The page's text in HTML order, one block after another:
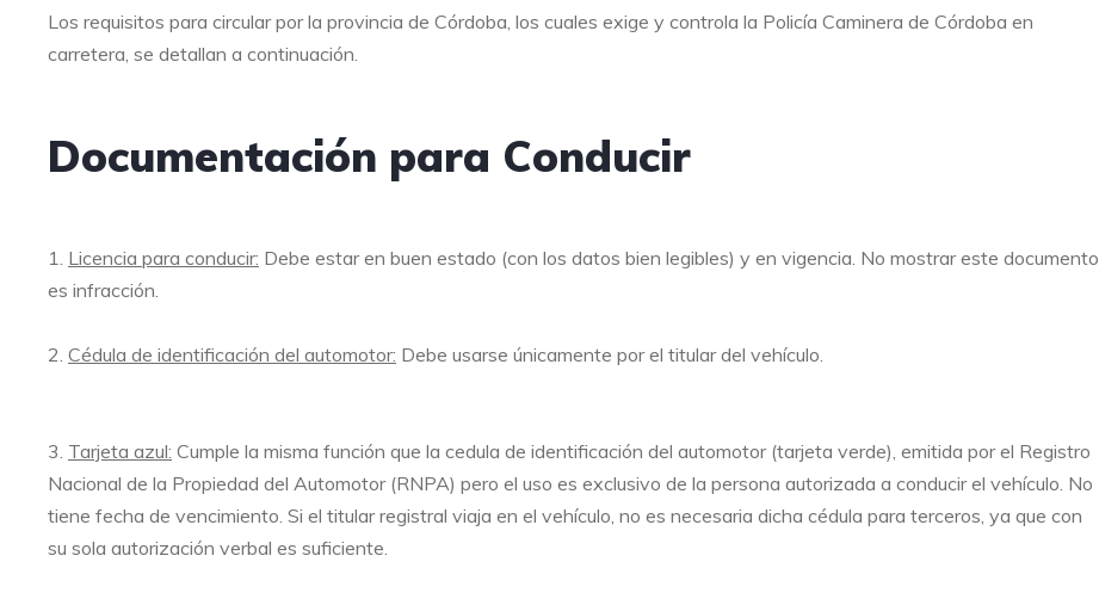
Los requisitos para circular por la provincia de Córdoba, los cuales exige y controla la Policía Caminera de Córdoba en
carretera, se detallan a continuación.
Documentación para Conducir
1. Licencia para conducir: Debe estar en buen estado (con los datos bien legibles) y en vigencia. No mostrar este documento
es infracción.
2. Cédula de identificación del automotor: Debe usarse únicamente por el titular del vehículo.
3. Tarjeta azul: Cumple la misma función que la cedula de identificación del automotor (tarjeta verde), emitida por el Registro
Nacional de la Propiedad del Automotor (RNPA) pero el uso es exclusivo de la persona autorizada a conducir el vehículo. No
tiene fecha de vencimiento. Si el titular registral viaja en el vehículo, no es necesaria dicha cédula para terceros, ya que con
su sola autorización verbal es suficiente.